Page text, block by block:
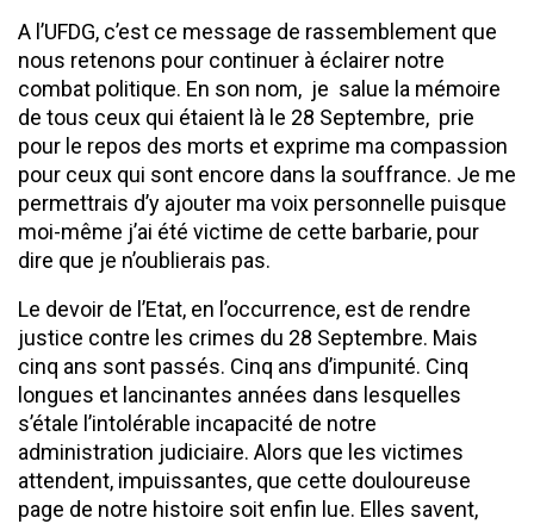
A l’UFDG, c’est ce message de rassemblement que
nous retenons pour continuer à éclairer notre
combat politique. En son nom, je salue la mémoire
de tous ceux qui étaient là le 28 Septembre, prie
pour le repos des morts et exprime ma compassion
pour ceux qui sont encore dans la souffrance. Je me
permettrais d’y ajouter ma voix personnelle puisque
moi-même j’ai été victime de cette barbarie, pour
dire que je n’oublierais pas.
Le devoir de l’Etat, en l’occurrence, est de rendre
justice contre les crimes du 28 Septembre. Mais
cinq ans sont passés. Cinq ans d’impunité. Cinq
longues et lancinantes années dans lesquelles
s’étale l’intolérable incapacité de notre
administration judiciaire. Alors que les victimes
attendent, impuissantes, que cette douloureuse
page de notre histoire soit enfin lue. Elles savent,